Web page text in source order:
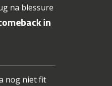
na blessure
in
nog niet fit